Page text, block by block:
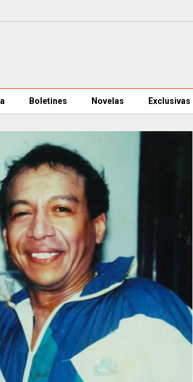
Boletines Novelas Exclusivas